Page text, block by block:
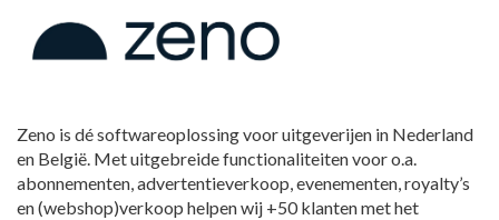
Zeno is dé softwareoplossing voor uitgeverijen in Nederland
en België. Met uitgebreide functionaliteiten voor o.a.
abonnementen, advertentieverkoop, evenementen, royalty’s
en (webshop)verkoop helpen wij +50 klanten met het